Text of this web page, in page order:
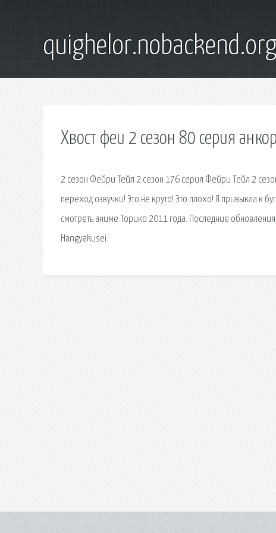
quighelor.nobackend.org
Хвост феи 2 сезон 80 серия
2 сезон Фейри Тейл 2 сезон 176 серия Фейри Тейл 2
переход озвучки! Это не круто! Это плохо! Я привыкла к
смотреть аниме Торико 2011 года. Последние
Hangyakusei.